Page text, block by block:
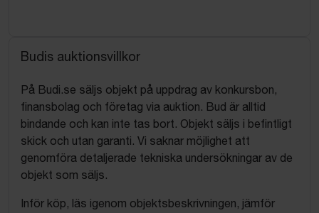
Budis auktionsvillkor
På Budi.se säljs objekt på uppdrag av konkursbon,
finansbolag och företag via auktion. Bud är alltid
bindande och kan inte tas bort. Objekt säljs i befintligt
skick och utan garanti. Vi saknar möjlighet att
genomföra detaljerade tekniska undersökningar av de
objekt som säljs.
Inför köp, läs igenom objektsbeskrivningen, jämför